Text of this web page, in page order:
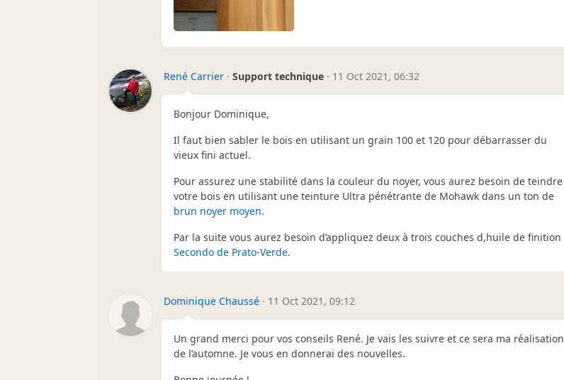
René Carrier · Support technique · 11 Oct 2021, 06:32
Bonjour Dominique,
Il faut bien sabler le bois en utilisant un grain 100 et 120 pour débarrasser du
vieux fini actuel.
Pour assurez une stabilité dans la couleur du noyer, vous aurez besoin de teindre
votre bois en utilisant une teinture Ultra pénétrante de Mohawk dans un ton de
brun noyer moyen.
Par la suite vous aurez besoin d’appliquez deux à trois couches d,huile de finition
Secondo de Prato-Verde.
Dominique Chaussé · 11 Oct 2021, 09:12
Un grand merci pour vos conseils René. Je vais les suivre et ce sera ma réalisation
de l’automne. Je vous en donnerai des nouvelles.